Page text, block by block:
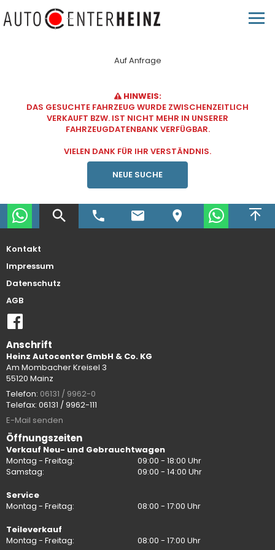
Auf Anfrage
HINWEIS:
DAS GESUCHTE FAHRZEUG WURDE ZWISCHENZEITLICH
VERKAUFT BZW. IST NICHT MEHR IN UNSERER
FAHRZEUGDATENBANK VERFÜGBAR.
VIELEN DANK FÜR IHR VERSTÄNDNIS.
NEUE SUCHE
Kontakt
Impressum
Datenschutz
AGB
Anschrift
Heinz Autocenter GmbH & Co. KG
Am Mombacher Kreisel 3
55120 Mainz
Telefon: 06131 / 9962-0
Telefax: 06131 / 9962-111
E-Mail senden
Öffnungszeiten
Verkauf Neu- und Gebrauchtwagen
Montag - Freitag:
09:00 - 18:00 Uhr
Samstag:
09:00 - 14:00 Uhr
Service
Montag - Freitag:
08:00 - 17:00 Uhr
Teileverkauf
Montag - Freitag:
08:00 - 17:00 Uhr